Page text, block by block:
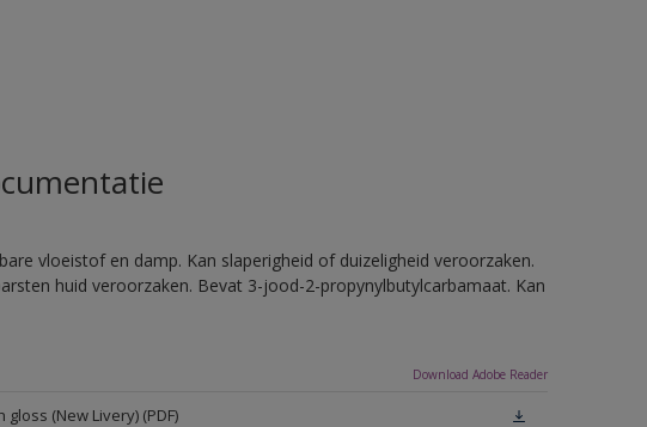
vloeistof en damp. Kan slaperigheid of duizeligheid veroorzaken.
huid veroorzaken. Bevat 3-jood-2-propynylbutylcarbamaat. Kan
Download Adobe Reader
(New Livery) (PDF)